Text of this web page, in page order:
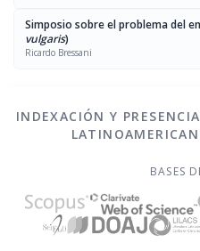
Simposio sobre el problema del
vulgaris)
Ricardo Bressani
INDEXACIÓN Y
BASES